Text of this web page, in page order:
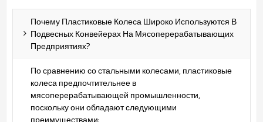
Почему Пластиковые Колеса Широко Используются В
Подвесных Конвейерах На Мясоперерабатывающих
Предприятиях?
По сравнению со стальными колесами, пластиковые
колеса предпочтительнее в
мясоперерабатывающей промышленности,
поскольку они обладают следующими
преимуществами: